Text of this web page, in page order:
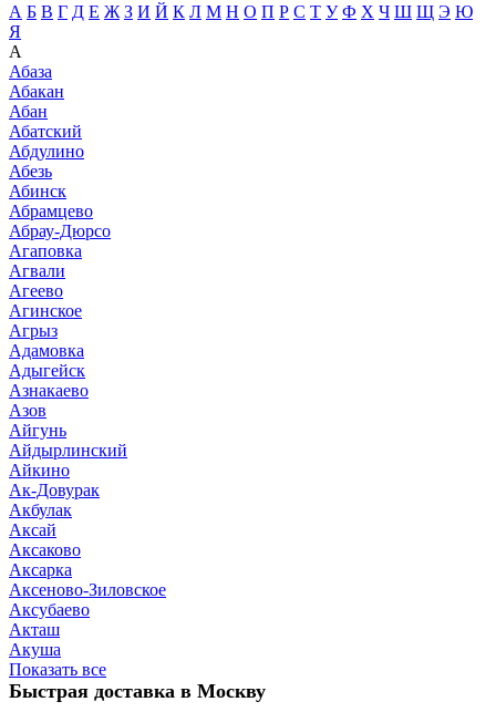
А Б В Г Д Е Ж З И Й К Л М Н О П Р С Т У Ф Х Ч Ш Щ Э Ю
Я
А
Абаза
Абакан
Абан
Абатский
Абдулино
Абезь
Абинск
Абрамцево
Абрау-Дюрсо
Агаповка
Агвали
Агеево
Агинское
Агрыз
Адамовка
Адыгейск
Азнакаево
Азов
Айгунь
Айдырлинский
Айкино
Ак-Довурак
Акбулак
Аксай
Аксаково
Аксарка
Аксеново-Зиловское
Аксубаево
Акташ
Акуша
Показать все
Быстрая доставка в Москву